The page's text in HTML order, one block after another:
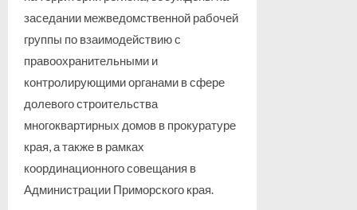
заседании межведомственной рабочей
группы по взаимодействию с
правоохранительными и
контролирующими органами в сфере
долевого строительства
многоквартирных домов в прокуратуре
края, а также в рамках
координационного совещания в
Администрации Приморского края.